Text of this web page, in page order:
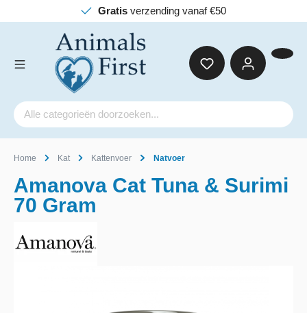
verzending vanaf €50
Home Kat Kattenvoer Natvoer
Amanova Cat Tuna & Surimi
70 Gram